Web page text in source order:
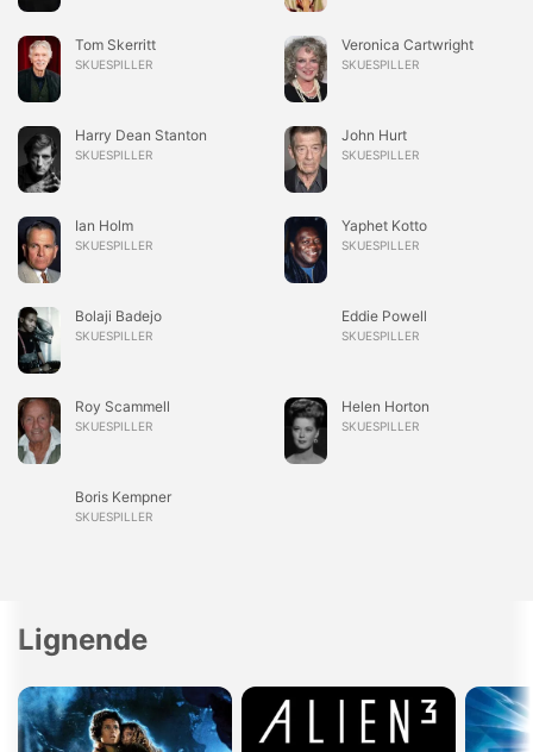
Tom Skerritt
SKUESPILLER
Veronica Cartwright
SKUESPILLER
Harry Dean Stanton
SKUESPILLER
John Hurt
SKUESPILLER
Ian Holm
SKUESPILLER
Yaphet Kotto
SKUESPILLER
Bolaji Badejo
SKUESPILLER
Eddie Powell
SKUESPILLER
Roy Scammell
SKUESPILLER
Helen Horton
SKUESPILLER
Boris Kempner
SKUESPILLER
Lignende